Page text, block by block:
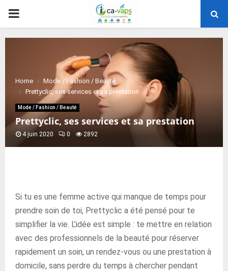
PRIMARY
MENU
Home
Mode / Fashion / Beauté
Prettyclic, ses services et sa prestation
Mode / Fashion / Beauté
Prettyclic, ses services et sa prestation
4 juin 2020 0 2892
Si tu es une femme active qui manque de temps pour
prendre soin de toi, Prettyclic a été pensé pour te
simplifier la vie. L’idée est simple : te mettre en relation
avec des professionnels de la beauté pour réserver
rapidement un soin, un rendez-vous ou une prestation à
domicile, sans perdre du temps à chercher pendant